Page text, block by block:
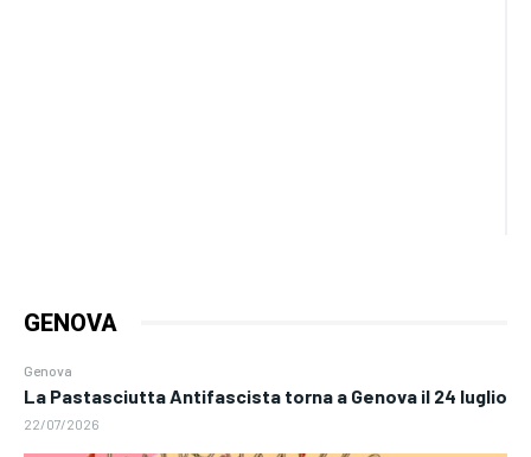
GENOVA
Genova
La Pastasciutta Antifascista torna a Genova il 24 luglio
22/07/2026